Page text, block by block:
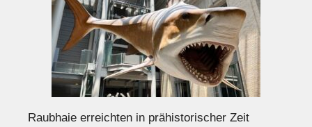
Raubhaie erreichten in prähistorischer Zeit